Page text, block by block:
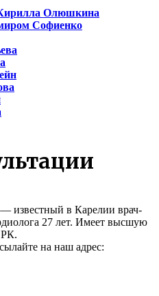
Олюшкина
Софиенко
— известный в Карелии врач-
27 лет. Имеет высшую
РК.
на наш адрес: